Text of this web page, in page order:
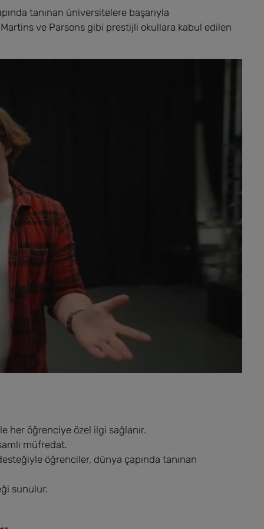
tanınan üniversitelere başarıyla
ve Parsons gibi prestijli okullara kabul edilen
her öğrenciye özel ilgi sağlanır.
müfredat.
öğrenciler, dünya çapında tanınan
sunulur.